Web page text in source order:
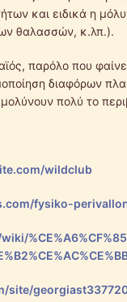
και ειδικά η
θαλασσών, κ.λπ.).
παρόλο που
διαφόρων
πολύ το
wildclub
fysiko-
site/